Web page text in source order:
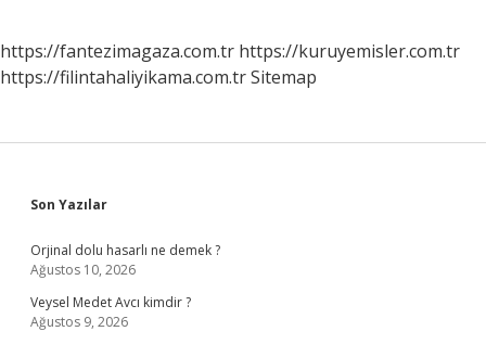
https://fantezimagaza.com.tr https://kuruyemisler.com.tr
https://filintahaliyikama.com.trSitemap
Sidebar
Son Yazılar
Orjinal dolu hasarlı ne demek ?
Ağustos 10, 2026
Veysel Medet Avcı kimdir ?
Ağustos 9, 2026